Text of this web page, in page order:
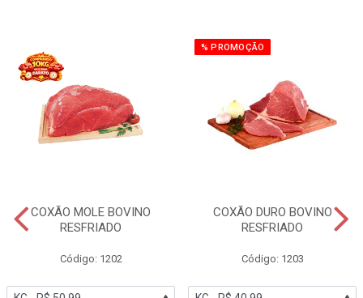
COXÃO MOLE BOVINO
RESFRIADO
Código: 1202
% PROMOÇÃO
COXÃO DURO BOVINO
RESFRIADO
Código: 1203